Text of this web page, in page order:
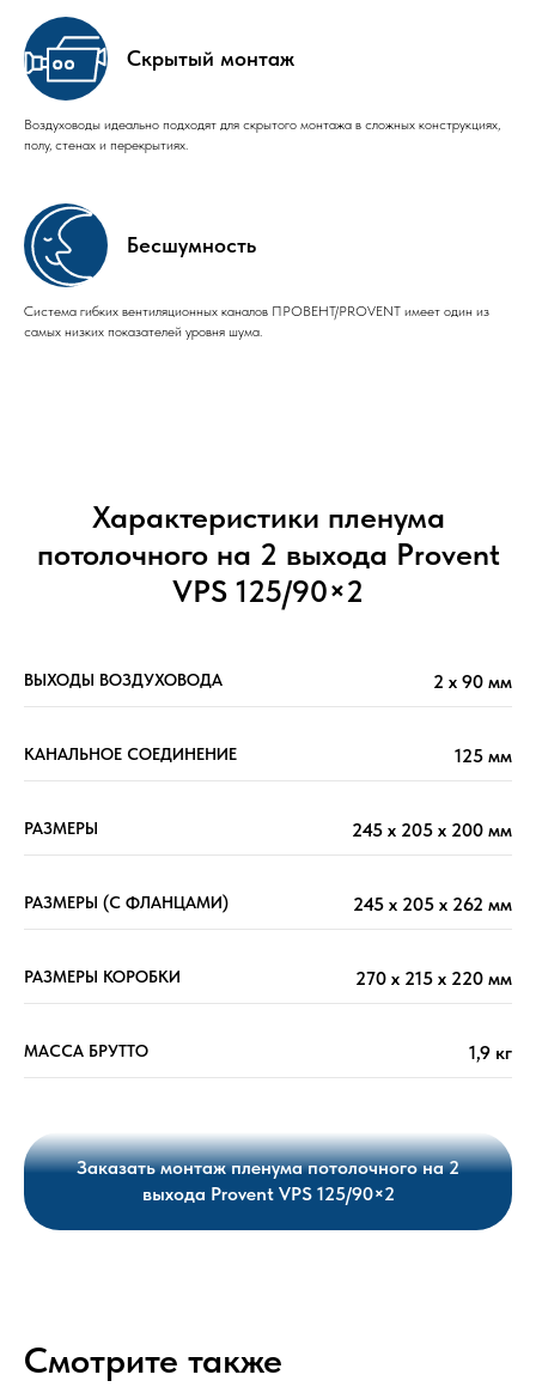
Скрытый монтаж
Воздуховоды идеально подходят для скрытого монтажа в сложных конструкциях,
полу, стенах и перекрытиях.
Бесшумность
Система гибких вентиляционных каналов ПРОВЕНТ/PROVENT имеет один из
самых низких показателей уровня шума.
Характеристики пленума
потолочного на 2 выхода Provent
VPS 125/90×2
ВЫХОДЫ ВОЗДУХОВОДА 2 х 90 мм
КАНАЛЬНОЕ СОЕДИНЕНИЕ 125 мм
РАЗМЕРЫ 245 х 205 х 200 мм
РАЗМЕРЫ (С ФЛАНЦАМИ) 245 х 205 х 262 мм
РАЗМЕРЫ КОРОБКИ 270 х 215 х 220 мм
МАССА БРУТТО 1,9 кг
Заказать монтаж пленума потолочного на 2
выхода Provent VPS 125/90×2
Смотрите также